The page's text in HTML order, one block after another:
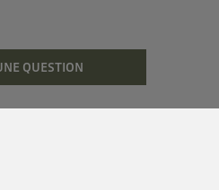
QUESTION